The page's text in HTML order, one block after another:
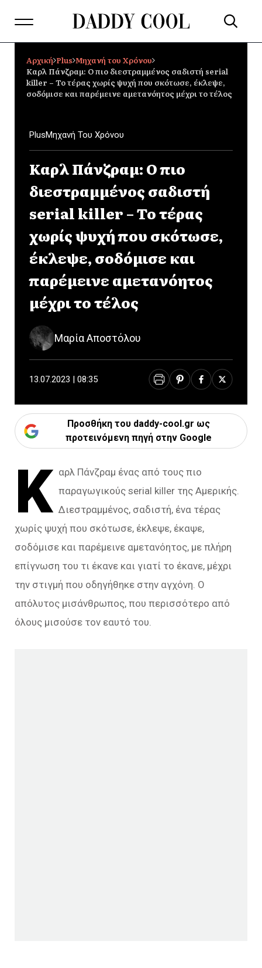
Αρχική Plus Μηχανή του Χρόνου
Καρλ Πάνζραμ: Ο πιο διεστραμμένος σαδιστή serial
killer – Το τέρας χωρίς ψυχή που σκότωσε, έκλεψε,
σοδόμισε και παρέμεινε αμετανόητος μέχρι το τέλος
PlusΜηχανή Του Χρόνου
Καρλ Πάνζραμ: Ο πιο
διεστραμμένος σαδιστή
serial killer – Το τέρας
χωρίς ψυχή που σκότωσε,
έκλεψε, σοδόμισε και
παρέμεινε αμετανόητος
μέχρι το τέλος
Μαρία Αποστόλου
13.07.2023 | 08:35
Προσθήκη του daddy-cool.gr ως
προτεινόμενη πηγή στην Google
Κ αρλ Πάνζραμ ένας από τους πιο
παραγωγικούς serial killer της Αμερικής.
Διεστραμμένος, σαδιστή, ένα τέρας
χωρίς ψυχή που σκότωσε, έκλεψε, έκαψε,
σοδόμισε και παρέμεινε αμετανόητος, με πλήρη
επίγνωση του τι έκανε και γιατί το έκανε, μέχρι
την στιγμή που οδηγήθηκε στην αγχόνη. Ο
απόλυτος μισάνθρωπος, που περισσότερο από
όλους μισούσε τον εαυτό του.